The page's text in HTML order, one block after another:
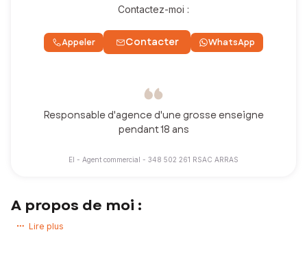
Contactez-moi :
Appeler Contacter WhatsApp
Responsable d'agence d'une grosse enseigne
pendant 18 ans
EI - Agent commercial - 348 502 261 RSAC ARRAS
A propos de moi :
Vous avez un projet immobilier ? Vous souhaitez acheter ou vendre
Lire plus